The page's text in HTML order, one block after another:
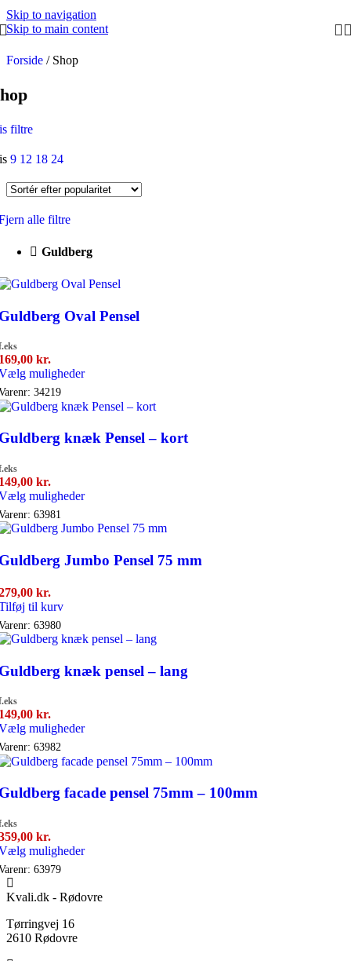
Skip to navigation
Skip to main content
Forside / Shop
filtre
9 12 18 24
alle filtre
Guldberg
Oval Pensel
kr.
mulighederDette
har
flere
varianter.
Mulighederne
varesiden
34219
knæk Pensel – kort
kr.
mulighederDette
har
Mulighederne
63981
Jumbo Pensel 75 mm
kr.
til kurv
63980
knæk pensel – lang
kr.
mulighederDette
har
flere
Mulighederne
varesiden
63982
facade pensel 75mm – 100mm
kr.
mulighederDette
flere
63979
Kvali.dk - Rødovre
Tørringvej 16
2610 Rødovre